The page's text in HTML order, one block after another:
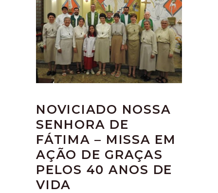
NOVICIADO NOSSA
SENHORA DE
FÁTIMA – MISSA EM
AÇÃO DE GRAÇAS
PELOS 40 ANOS DE
VIDA